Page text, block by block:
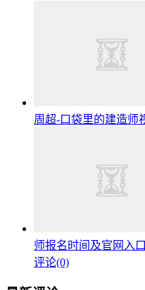
周超-口袋里的建造师
师报名时间及官网入
评论(0)